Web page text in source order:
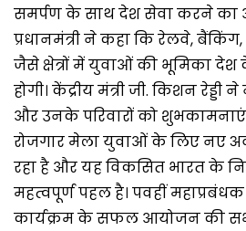
समर्पण के साथ देश सेवा करने का
प्रधानमंत्री ने कहा कि रेलवे, बैंकिंग,
जैसे क्षेत्रों में युवाओं की भूमिका
होगी। केंद्रीय मंत्री जी. किशन रेड्डी
और उनके परिवारों को
रोजगार मेला युवाओं के लिए नए
रहा है और यह विकसित भारत के
महत्वपूर्ण पहल है। पवहीं
कार्यक्रम के सफल आयोजन की